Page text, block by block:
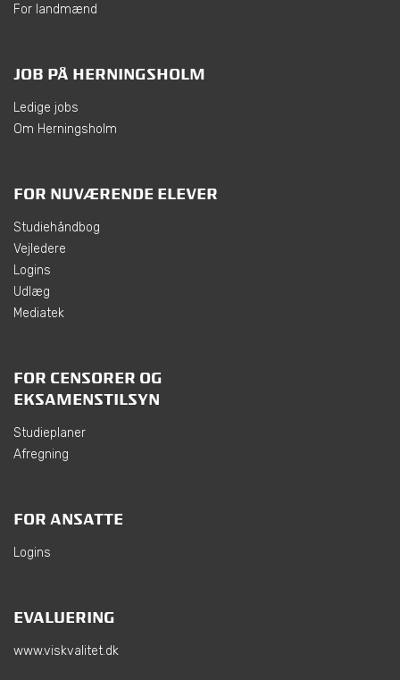
For landmænd
JOB PÅ HERNINGSHOLM
Ledige jobs
Om Herningsholm
FOR NUVÆRENDE ELEVER
Studiehåndbog
Vejledere
Logins
Udlæg
Mediatek
FOR CENSORER OG
EKSAMENSTILSYN
Studieplaner
Afregning
FOR ANSATTE
Logins
EVALUERING
www.viskvalitet.dk